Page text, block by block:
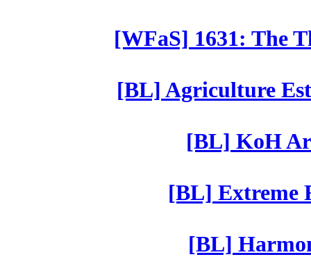
[WFaS] 1631: The
[BL] Agriculture
[BL] KoH
[BL] Extreme
[BL]